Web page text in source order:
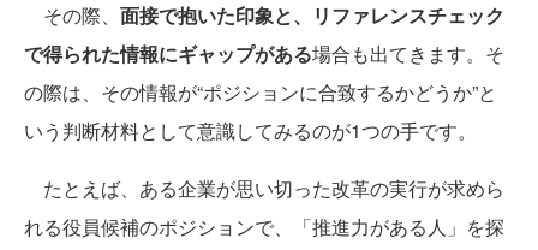
その際、 面接で抱いた印象と、リファレンスチェック
で得られた情報にギャップがある場合も出てきます。そ
の際は、その情報が“ポジションに合致するかどうか”と
いう判断材料として意識してみるのが1つの手です。
たとえば、ある企業が思い切った改革の実行が求めら
れる役員候補のポジションで、「推進力がある人」を探